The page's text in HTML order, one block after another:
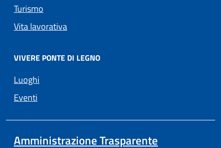
Turismo
Vita lavorativa
VIVERE PONTE DI LEGNO
Luoghi
Eventi
Amministrazione Trasparente